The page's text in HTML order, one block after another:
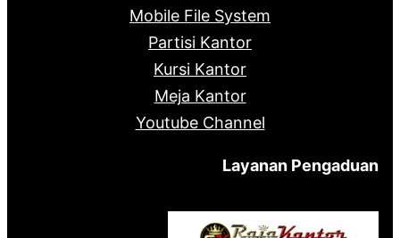
Mobile File System
Partisi Kantor
Kursi Kantor
Meja Kantor
Youtube Channel
Layanan Pengaduan